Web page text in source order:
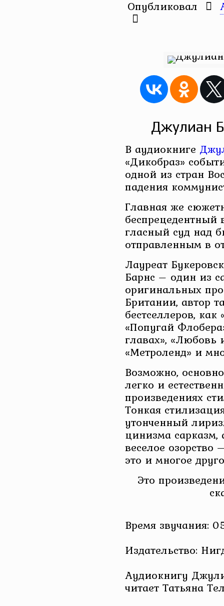
Опубликовал
Джулиан
В аудиокниге
«Дикобраз»
одной из стран
падения
Главная же
гласный суд над
отправленным в
Лауреат
Барнс – один из
оригинальных
Британии, автор
бестселлеров,
«Попугай
главах», «Любовь
«Метроленд» и
Возможно,
легко и
произведениях
Тонкая
утонченный
цинизма сарказм,
веселое озорство
это и многое
Это
Время звучания:
Издательство:
Аудиокнигу
читает Татьяна